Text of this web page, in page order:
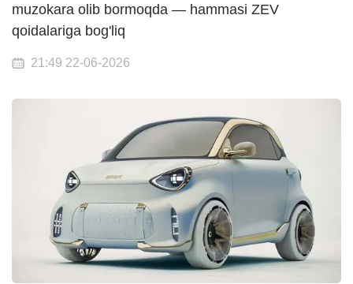
muzokara olib bormoqda — hammasi ZEV
qoidalariga bog'liq
21:49 22-06-2026